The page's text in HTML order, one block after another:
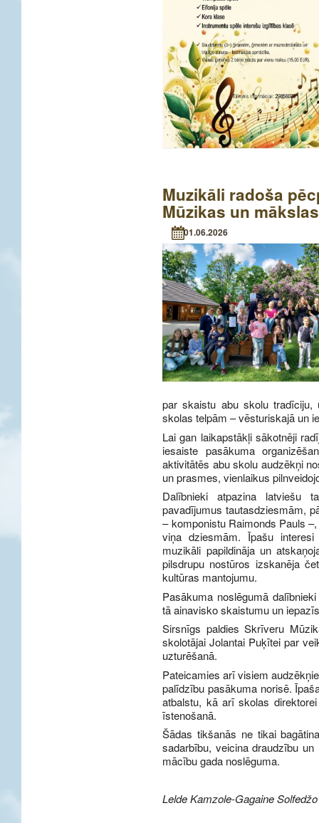
Muzikāli radoša
Mūzikas un
01.06.2026
par skaistu abu skolu
skolas telpām – vēsturiskajā un
Lai gan laikapstākļi sākotnēji
iesaiste pasākuma
aktivitātēs abu skolu audzēkņi
un prasmes, vienlaikus
Dalībnieki atpazina latviešu
pavadījumus tautasdziesmām,
– komponistu Raimonds Pauls
viņa dziesmām. Īpašu
muzikāli papildināja un
pilsdrupu nostūros izskanēja
kultūras mantojumu.
Pasākuma noslēgumā
tā ainavisko skaistumu un
Sirsnīgs paldies Skrīveru
skolotājai Jolantai Puķītei par
uzturēšanā.
Pateicamies arī visiem
palīdzību pasākuma norisē.
atbalstu, kā arī skolas
īstenošanā.
Šādas tikšanās ne tikai
sadarbību, veicina draudzību
mācību gada noslēguma.
Lelde Kamzole-Gagaine